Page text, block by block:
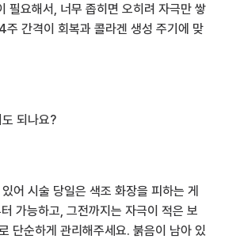
필요해서, 너무 좁히면 오히려 자극만 쌓
간격이 회복과 콜라겐 생성 주기에 맞
되나요?
어 시술 당일은 색조 화장을 피하는 게
가능하고, 그전까지는 자극이 적은 보
단순하게 관리해주세요. 붉음이 남아 있